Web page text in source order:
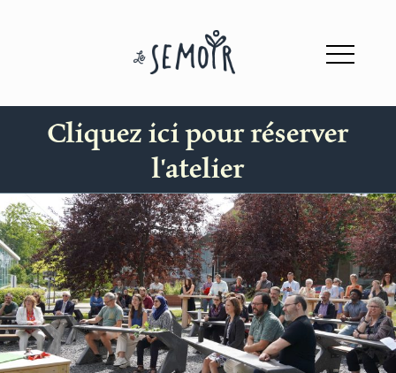
Cliquez ici pour réserver
l'atelier